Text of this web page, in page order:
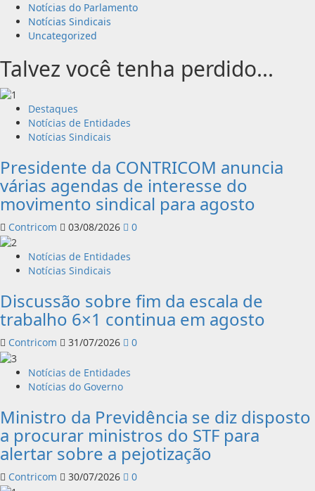
Notícias do Parlamento
Notícias Sindicais
Uncategorized
Talvez você tenha perdido...
Destaques
Notícias de Entidades
Notícias Sindicais
Presidente da CONTRICOM anuncia
várias agendas de interesse do
movimento sindical para agosto
Contricom 03/08/2026 0
Notícias de Entidades
Notícias Sindicais
Discussão sobre fim da escala de
trabalho 6×1 continua em agosto
Contricom 31/07/2026 0
Notícias de Entidades
Notícias do Governo
Ministro da Previdência se diz disposto
a procurar ministros do STF para
alertar sobre a pejotização
Contricom 30/07/2026 0